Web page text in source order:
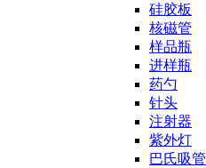
硅胶板
核磁管
样品瓶
进样瓶
药勺
针头
注射器
紫外灯
巴氏吸管